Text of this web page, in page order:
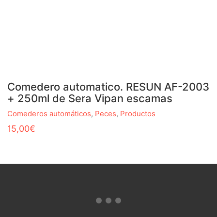
Comedero automatico. RESUN AF-2003
+ 250ml de Sera Vipan escamas
Comederos automáticos, Peces, Productos
15,00€